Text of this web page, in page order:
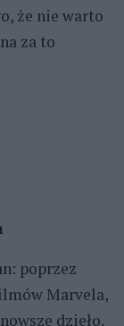
że nie warto
za to
poprzez
Marvela,
dzieło.